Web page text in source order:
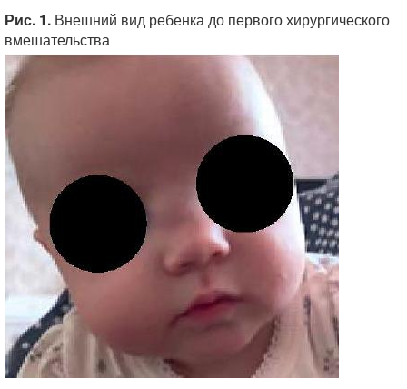
Рис. 1. Внешний вид ребенка до первого хирургического
вмешательства